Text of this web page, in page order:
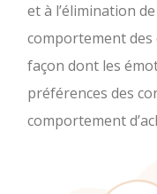
et à l’élimination
comportement
façon dont les
préférences des
comportement